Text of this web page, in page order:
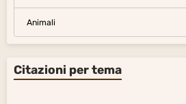
Animali
Citazioni per tema